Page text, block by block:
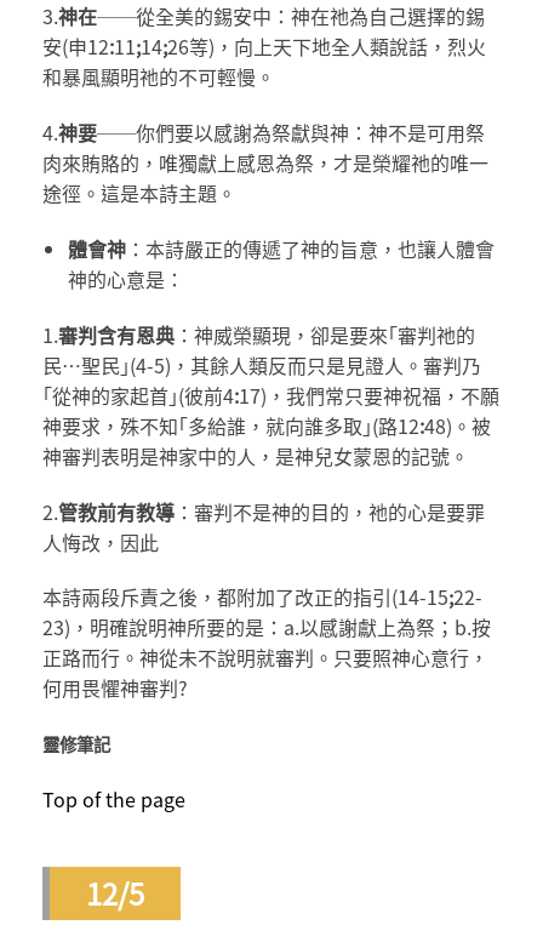
3.神在──從全美的錫安中：神在祂為自己選擇的錫
安(申12:11;14;26等)，向上天下地全人類說話，烈火
和暴風顯明祂的不可輕慢。
4.神要──你們要以感謝為祭獻與神：神不是可用祭
肉來賄賂的，唯獨獻上感恩為祭，才是榮耀祂的唯一
途徑。這是本詩主題。
體會神：本詩嚴正的傳遞了神的旨意，也讓人體會
神的心意是：
1.審判含有恩典 ：神威榮顯現，卻是要來｢審判祂的
民…聖民｣(4-5)，其餘人類反而只是見證人。審判乃
｢從神的家起首｣(彼前4:17)，我們常只要神祝福，不願
神要求，殊不知｢多給誰，就向誰多取｣(路12:48)。被
神審判表明是神家中的人，是神兒女蒙恩的記號。
2.管教前有教導 ：審判不是神的目的，祂的心是要罪
人悔改，因此
本詩兩段斥責之後，都附加了改正的指引(14-15;22-
23)，明確說明神所要的是：a.以感謝獻上為祭；b.按
正路而行。神從未不說明就審判。只要照神心意行，
何用畏懼神審判?
靈修筆記
Top of the page
12/5